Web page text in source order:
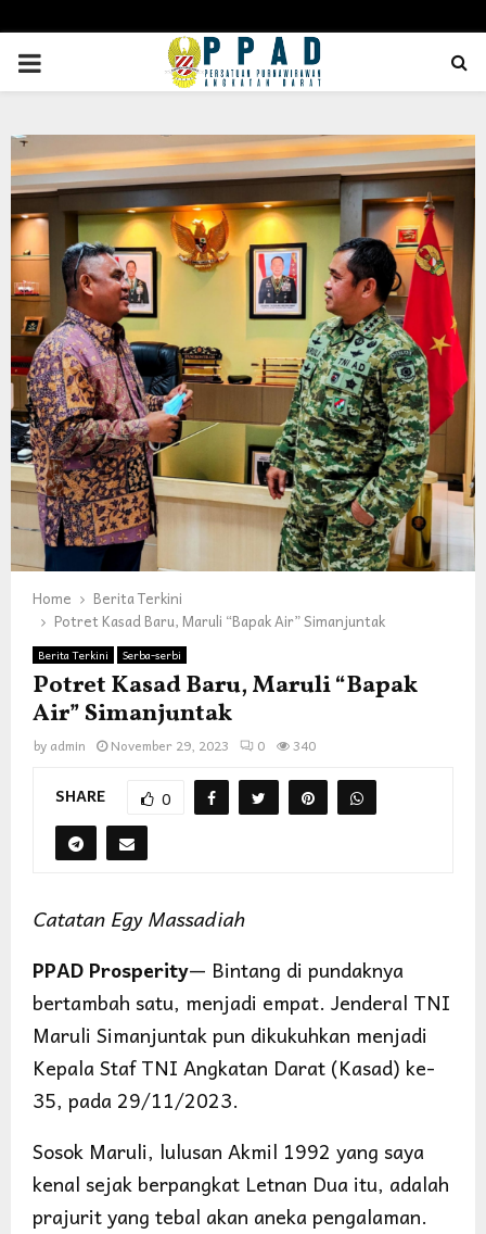
PRIMARY
Home
Berita Terkini
Potret Kasad Baru, Maruli “Bapak Air” Simanjuntak
Berita Terkini Serba-serbi
Potret Kasad Baru, Maruli “Bapak
Air” Simanjuntak
by admin November 29, 2023 0 340
SHARE 0
Catatan Egy Massadiah
PPAD Prosperity— Bintang di pundaknya
bertambah satu, menjadi empat. Jenderal TNI
Maruli Simanjuntak pun dikukuhkan menjadi
Kepala Staf TNI Angkatan Darat (Kasad) ke-
35, pada 29/11/2023.
Sosok Maruli, lulusan Akmil 1992 yang saya
kenal sejak berpangkat Letnan Dua itu, adalah
prajurit yang tebal akan aneka pengalaman.